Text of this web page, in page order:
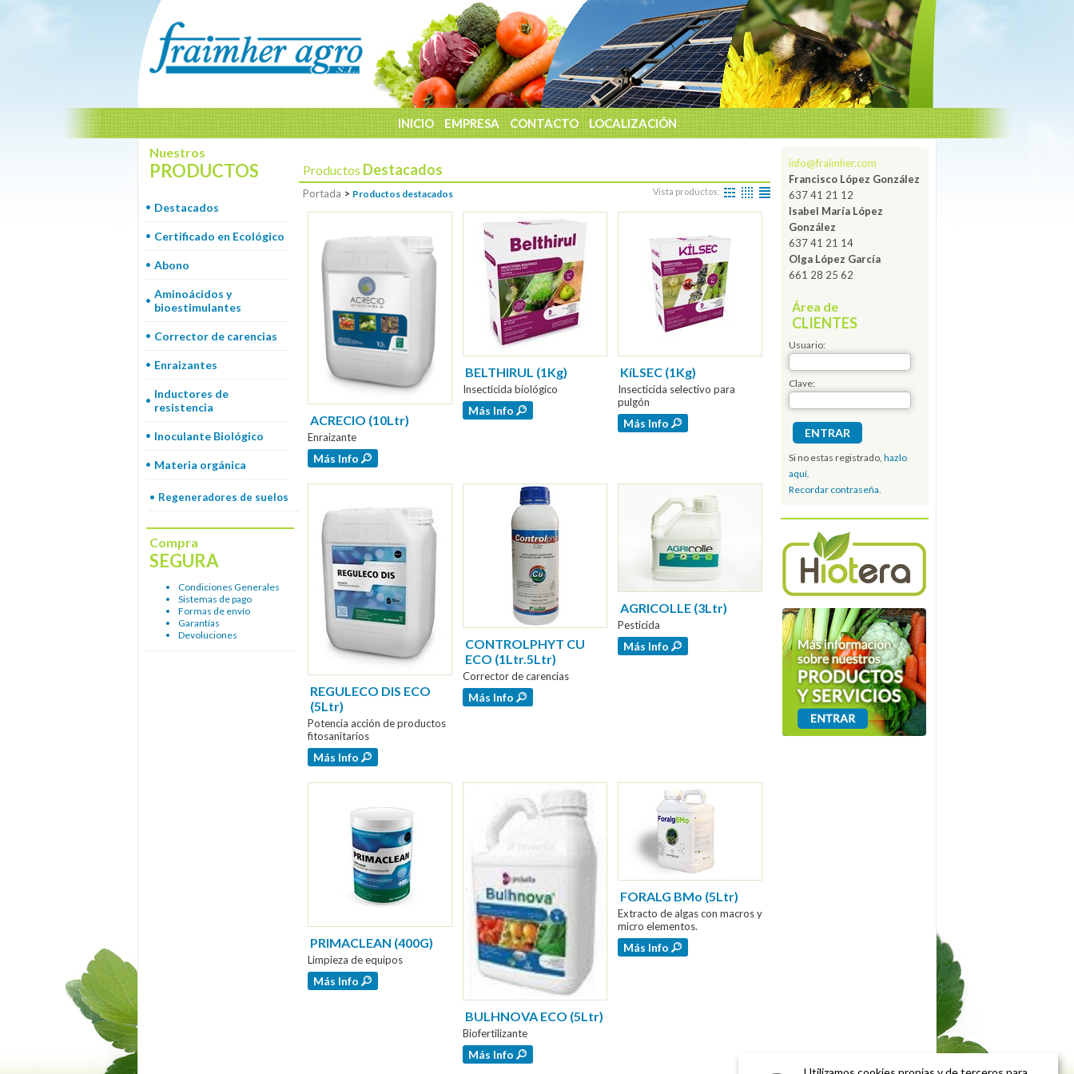
INICIO EMPRESA CONTACTO LOCALIZACIÓN
Nuestros
PRODUCTOS
Destacados
Certificado en Ecológico
Abono
Aminoácidos y
bioestimulantes
Corrector de carencias
Enraizantes
Inductores de
resistencia
Inoculante Biológico
Materia orgánica
Regeneradores de suelos
Compra
SEGURA
Condiciones Generales
Sistemas de pago
Formas de envío
Garantías
Devoluciones
Vista productos:
Productos Destacados
Portada > Productos destacados
ACRECIO (10Ltr)
Enraizante
Más Info
BELTHIRUL (1Kg)
Insecticida biológico
Más Info
KíLSEC (1Kg)
Insecticida selectivo para
pulgón
Más Info
REGULECO DIS ECO
(5Ltr)
Potencia acción de productos
fitosanitarios
Más Info
CONTROLPHYT CU
ECO (1Ltr.5Ltr)
Corrector de carencias
Más Info
AGRICOLLE (3Ltr)
Pesticida
Más Info
PRIMACLEAN (400G)
Limpieza de equipos
Más Info
BULHNOVA ECO (5Ltr)
Biofertilizante
Más Info
FORALG BMo (5Ltr)
Extracto de algas con macros y
micro elementos.
Más Info
info@fraimher.com
Francisco López González
637 41 21 12
Isabel María López
González
637 41 21 14
Olga López García
661 28 25 62
Área de
CLIENTES
Usuario:
Clave:
Si no estas registrado, hazlo
aquí.
Recordar contraseña.